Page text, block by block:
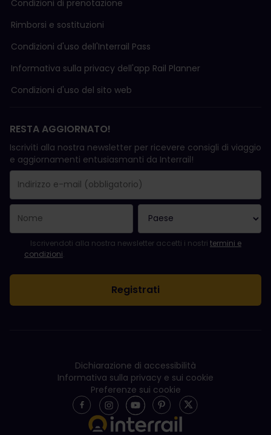
Condizioni di prenotazione
Rimborsi e sostituzioni
Condizioni d'uso delI'Interrail Pass
Informativa sulla privacy dell'app Rail Planner
Condizioni d'uso del sito web
RESTA AGGIORNATO!
Iscriviti alla nostra newsletter per ricevere consigli di viaggio
e aggiornamenti entusiasmanti da Interrail!
Il campo "Indirizzo e-mail" è obbligatorio.
L'indirizzo e-mail non è valido.
Si è verificato un errore durante l'iscrizione alla newsletter.
Sei già iscritto a questa newsletter!
Per iscriversi alla newsletter, accettare i termini e le condizioni.
Iscrivendoti alla nostra newsletter accetti i nostri termini e
condizioni.
Dichiarazione di accessibilità
Informativa sulla privacy e sui cookie
Preferenze sui cookie